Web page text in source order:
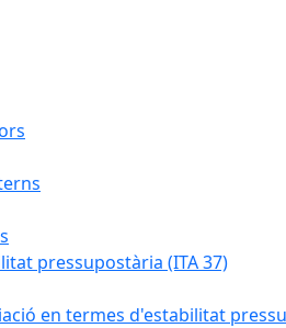
pressupostària (ITA 37)
en termes d'estabilitat